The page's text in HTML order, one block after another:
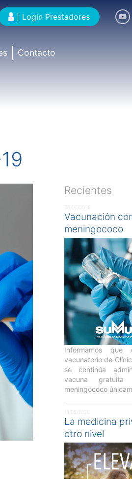
Login Prestadores
Contacto
Recientes
28/07/2026
Vacunación
meningococo
Informamos que
vacunatorio de
se continúa
vacuna
meningococo
14/05/2026
La medicina
otro nivel